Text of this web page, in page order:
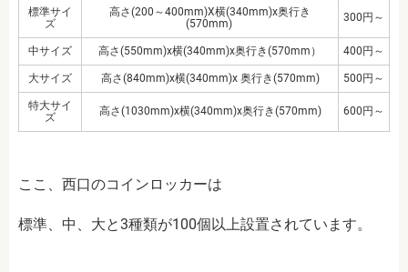
標準サイ
ズ
高さ(200 ～400mm)X横(340mm)x奥行き
(570mm)
300 円～
中サイズ 高さ(550mm)x横(340mm)x奥行き(570mm ） 400 円～
大サイズ 高さ(840mm)x横(340mm)x 奥行き(570mm) 500 円～
特大サイ
ズ
高さ(1030mm)x横(340mm)x奥行き(570mm) 600 円～
ここ、西口のコインロッカーは
標準、中、大と3種類が100個以上設置されています。